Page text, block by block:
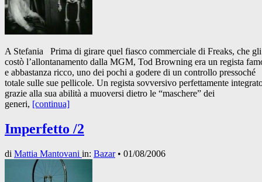
A Stefania Prima di girare quel fiasco commerciale di Freaks, che gli
costò l’allontanamento dalla MGM, Tod Browning era un regista
e abbastanza ricco, uno dei pochi a godere di un controllo pressoché
totale sulle sue pellicole. Un regista sovversivo perfettamente
grazie alla sua abilità a muoversi dietro le “maschere” dei
generi, [continua]
Imperfetto /2
di Mattia Mantovani in: Bazar• 01/08/2006